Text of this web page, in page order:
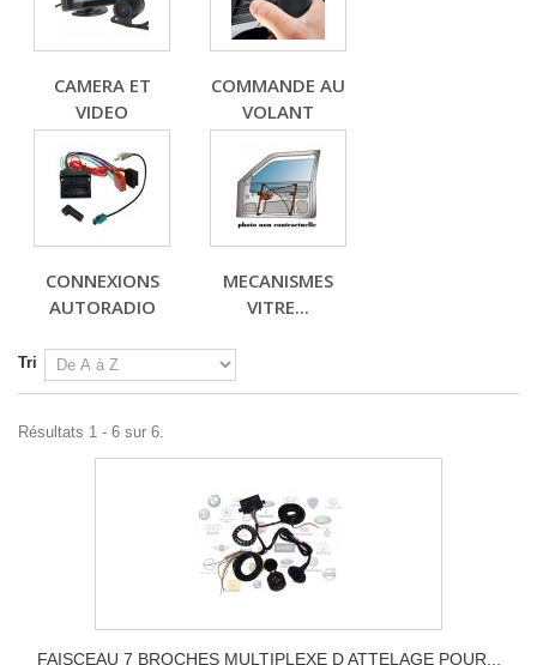
CAMERA ET
VIDEO
COMMANDE AU
VOLANT
CONNEXIONS
AUTORADIO
MECANISMES
VITRE...
Tri
Résultats 1 - 6 sur 6.
FAISCEAU 7 BROCHES MULTIPLEXE D ATTELAGE POUR...